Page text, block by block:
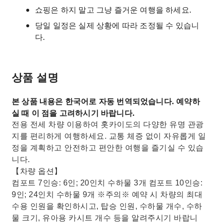
쇼핑은 하지 말고 그냥 즐거운 여행을 하세요.
당일 일정은 실제 상황에 따라 조정될 수 있습니
다.
상품 설명
본 상품 내용은 한국어로 자동 번역되었습니다. 예약하
실 때 이 점을 고려하시기 바랍니다.
전용 전세 차량 이용하여 홋카이도의 다양한 유명 관광
지를 편리하게 여행하세요. 교통 체증 없이 자유롭게 일
정을 계획하고 안전하고 편안한 여행을 즐기실 수 있습
니다.
【차량 옵션】
컴포트 7인승: 6인; 20인치 수하물 3개 컴포트 10인승:
9인; 24인치 수하물 9개 ※주의※ 예약 시 차량의 최대
수용 인원을 확인하시고, 탑승 인원, 수하물 개수, 수하
물 크기, 유아용 카시트 개수 등을 알려주시기 바랍니